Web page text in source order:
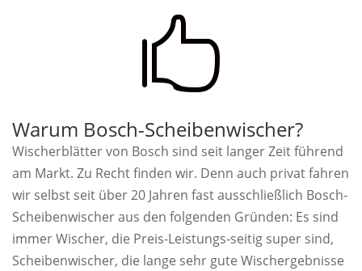

Warum Bosch-Scheibenwischer?
Wischerblätter von Bosch sind seit langer Zeit führend
am Markt. Zu Recht finden wir. Denn auch privat fahren
wir selbst seit über 20 Jahren fast ausschließlich Bosch-
Scheibenwischer aus den folgenden Gründen: Es sind
immer Wischer, die Preis-Leistungs-seitig super sind,
Scheibenwischer, die lange sehr gute Wischergebnisse